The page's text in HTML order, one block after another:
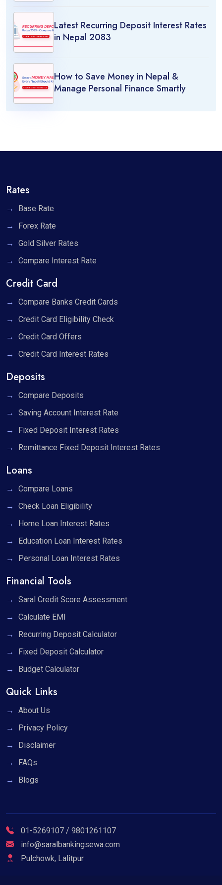
Latest Recurring Deposit Interest Rates
in Nepal 2083
How to Save Money in Nepal &
Manage Personal Finance Smartly
Rates
Base Rate
Forex Rate
Gold Silver Rates
Compare Interest Rate
Credit Card
Compare Banks Credit Cards
Credit Card Eligibility Check
Credit Card Offers
Credit Card Interest Rates
Deposits
Compare Deposits
Saving Account Interest Rate
Fixed Deposit Interest Rates
Remittance Fixed Deposit Interest Rates
Loans
Compare Loans
Check Loan Eligibility
Home Loan Interest Rates
Education Loan Interest Rates
Personal Loan Interest Rates
Financial Tools
Saral Credit Score Assessment
Calculate EMI
Recurring Deposit Calculator
Fixed Deposit Calculator
Budget Calculator
Quick Links
About Us
Privacy Policy
Disclaimer
FAQs
Blogs
01-5269107 / 9801261107
info@saralbankingsewa.com
Pulchowk, Lalitpur